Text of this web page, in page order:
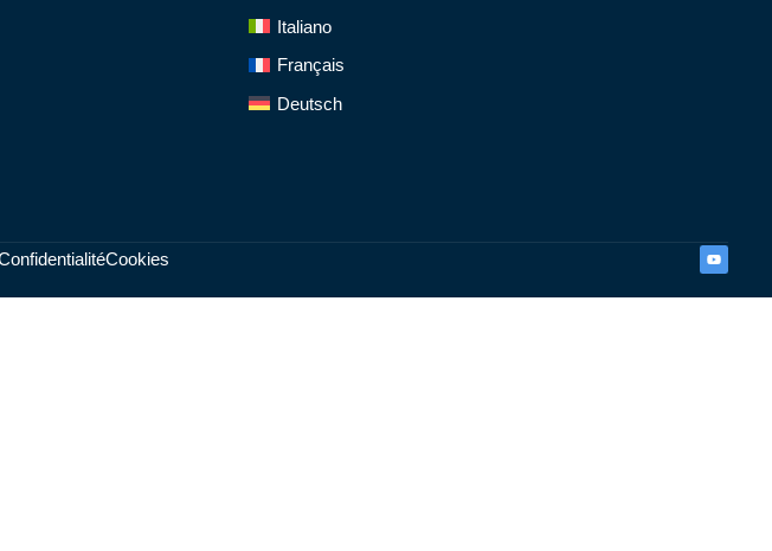
Italiano
Français
Deutsch
Cookies